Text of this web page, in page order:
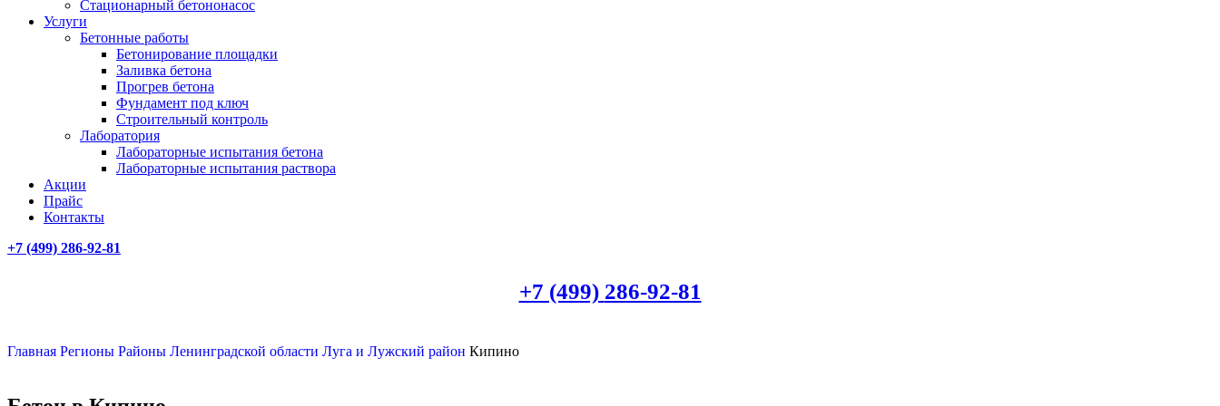
Стационарный бетононасос
Услуги
Бетонные работы
Бетонирование площадки
Заливка бетона
Прогрев бетона
Фундамент под ключ
Строительный контроль
Лаборатория
Лабораторные испытания бетона
Лабораторные испытания раствора
Акции
Прайс
Контакты
+7 (499) 286-92-81
+7 (499) 286-92-81
Главная Регионы Районы Ленинградской области Луга и Лужский район Кипино